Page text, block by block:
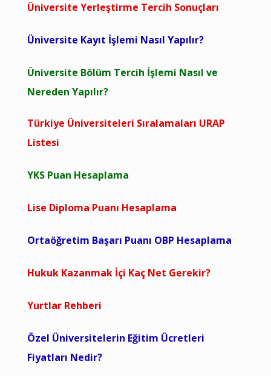
Üniversite Yerleştirme Tercih Sonuçları
Üniversite Kayıt İşlemi Nasıl Yapılır?
Üniversite Bölüm Tercih İşlemi Nasıl ve
Nereden Yapılır?
Türkiye Üniversiteleri Sıralamaları URAP
Listesi
YKS Puan Hesaplama
Lise Diploma Puanı Hesaplama
Ortaöğretim Başarı Puanı OBP Hesaplama
Hukuk Kazanmak İçi Kaç Net Gerekir?
Yurtlar Rehberi
Özel Üniversitelerin Eğitim Ücretleri
Fiyatları Nedir?